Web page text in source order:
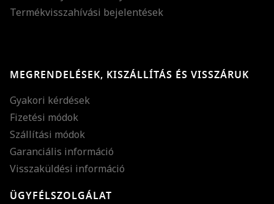
Termékvisszahívási bejelentések
MEGRENDELÉSEK, KISZÁLLÍTÁS ÉS VISSZÁRUK
Gyakori kérdések
Fizetési módok
Szállítási módok
Garanciális információ
Visszaküldési információ
ÜGYFÉLSZOLGÁLAT